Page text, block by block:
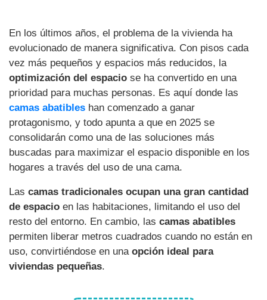
En los últimos años, el problema de la vivienda ha
evolucionado de manera significativa. Con pisos cada
vez más pequeños y espacios más reducidos, la
optimización del espacio se ha convertido en una
prioridad para muchas personas. Es aquí donde las
camas abatibles han comenzado a ganar
protagonismo, y todo apunta a que en 2025 se
consolidarán como una de las soluciones más
buscadas para maximizar el espacio disponible en los
hogares a través del uso de una cama.
Las camas tradicionales ocupan una gran cantidad
de espacio en las habitaciones, limitando el uso del
resto del entorno. En cambio, las camas abatibles
permiten liberar metros cuadrados cuando no están en
uso, convirtiéndose en una opción ideal para
viviendas pequeñas.